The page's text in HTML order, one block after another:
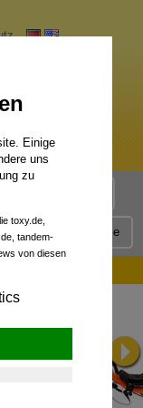
Kontakt Presse
Einige
uns
zu
toxy.de,
tandem-
von diesen